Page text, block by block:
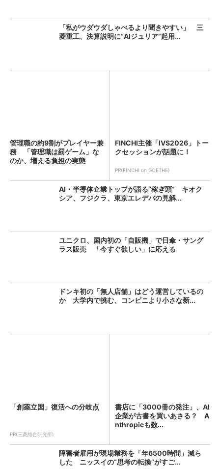
「私がウダウダしゃべるより聞きやすい」 三
菱重工、決算説明に“AIジュリア”起用...
管理職の約9割がプレイヤー兼
務 「管理職は罰ゲーム」な
のか、増える負担の実態
FINCHI主催「IVS2026」トー
クセッションが話題に！
PR(FINCHI on GOETHE)
AI・半導体企業トップが語る“稼ぎ頭” キオク
シア、フジクラ、東京エレデバの見解...
ユニクロ、国内初の「自販機」で日傘・サング
ラス販売 「今すぐ欲しい」に応える
ドンキ初の「無人店舗」はどう運営しているの
か 大学内で挑む、コンビニより小さな新...
「創薬立国」復活への分岐点
PR(三菱総合研究所)
書店に「3000冊の発注」、AI
企業が古書を買いあさる？ A
nthropicも数...
障害者雇用が現場業務を「年6500時間」減ら
した ニッスイの“思考の転換”がすご...